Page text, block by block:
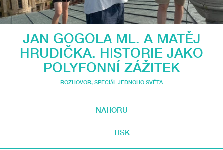
JAN GOGOLA ML. A MATĚJ
HRUDIČKA. HISTORIE JAKO
POLYFONNÍ ZÁŽITEK
ROZHOVOR, SPECIÁL JEDNOHO SVĚTA
NAHORU
TISK